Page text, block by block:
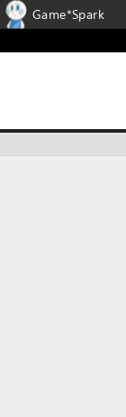
Game*Spark